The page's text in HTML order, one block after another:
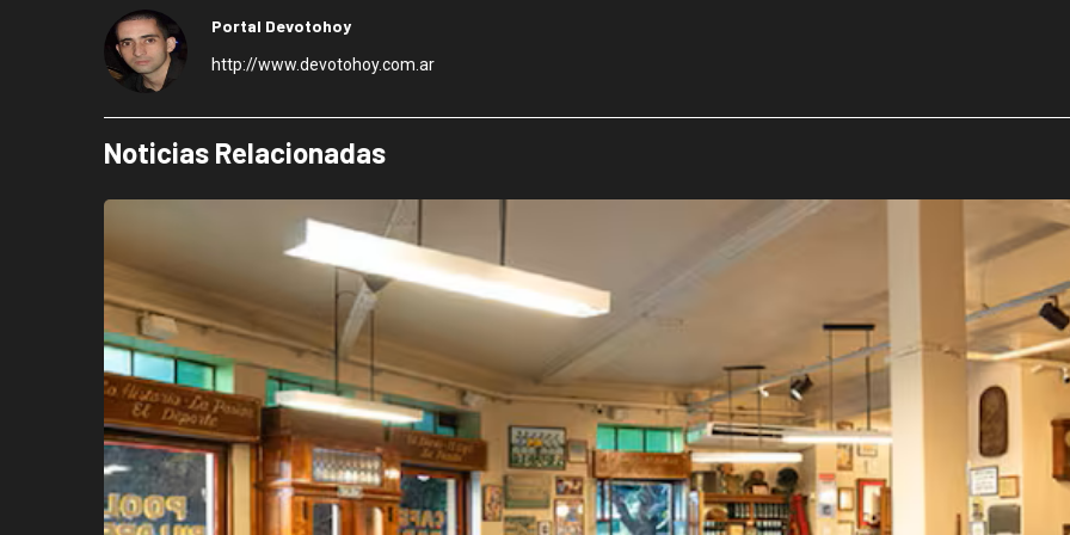
Portal Devotohoy
http://www.devotohoy.com.ar
Noticias Relacionadas